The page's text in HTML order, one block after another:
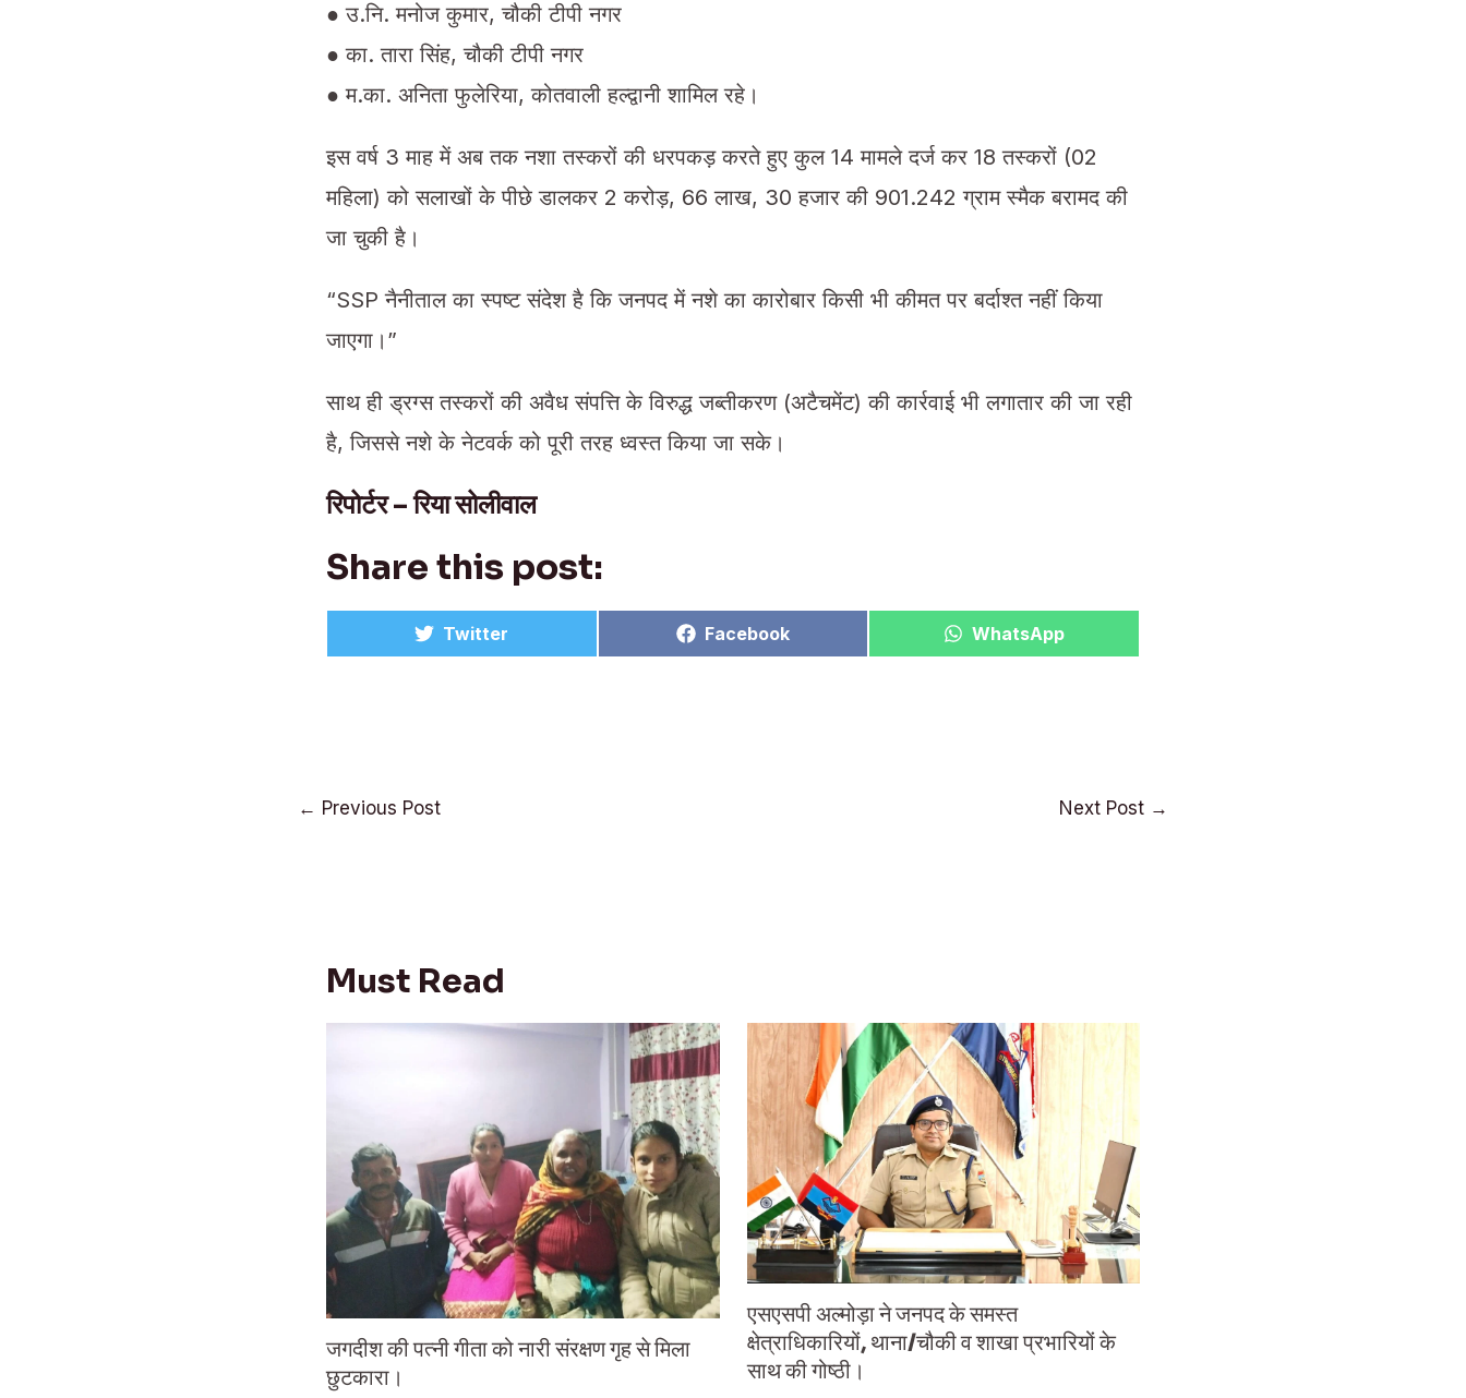
● उ.नि. मनोज कुमार, चौकी टीपी नगर
● का. तारा सिंह, चौकी टीपी नगर
● म.का. अनिता फुलेरिया, कोतवाली हल्द्वानी शामिल रहे।
इस वर्ष 3 माह में अब तक नशा तस्करों की धरपकड़ करते हुए कुल 14 मामले दर्ज कर 18 तस्करों (02
महिला) को सलाखों के पीछे डालकर 2 करोड़, 66 लाख, 30 हजार की 901.242 ग्राम स्मैक बरामद की
जा चुकी है।
“SSP नैनीताल का स्पष्ट संदेश है कि जनपद में नशे का कारोबार किसी भी कीमत पर बर्दाश्त नहीं किया
जाएगा।”
साथ ही ड्रग्स तस्करों की अवैध संपत्ति के विरुद्ध जब्तीकरण (अटैचमेंट) की कार्रवाई भी लगातार की जा रही
है, जिससे नशे के नेटवर्क को पूरी तरह ध्वस्त किया जा सके।
रिपोर्टर – रिया सोलीवाल
Share this post:
Share
Twitter
Share
Facebook
Share
WhatsApp
← Previous Post Next Post →
Must Read
जगदीश की पत्नी गीता को नारी संरक्षण गृह से मिला
छुटकारा।
एसएसपी अल्मोड़ा ने जनपद के समस्त
क्षेत्राधिकारियों, थाना/चौकी व शाखा प्रभारियों के
साथ की गोष्ठी।